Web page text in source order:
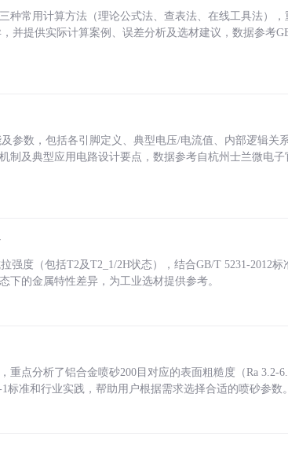
种常用计算方法（理论公式法、查表法、在线工具法）
并提供实际计算案例、误差分析及选材建议，数据参考
参数，包括各引脚定义、典型电压/电流值、内部逻辑关
制及典型应用电路设计要点，数据参考自杭州士兰微电子
强度（包括T2及T2_1/2H状态），结合GB/T 5231-2012
下的金属特性差异，为工业选材提供参考。
重点分析了铝合金喷砂200目对应的表面粗糙度（Ra 3.2-
标准和行业实践，帮助用户根据需求选择合适的喷砂参数。